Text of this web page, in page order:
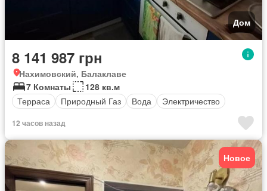
Дом
8 141 987 грн
Нахимовский, Балаклаве
7 Комнаты
128 кв.м
Терраса
Природный Газ Вода Электричество
12 часов назад
Новое